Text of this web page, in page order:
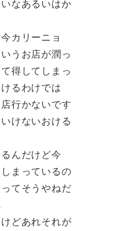
なあるいはか
カリーニョ
うお店が潤っ
得してしまっ
るわけでは
行かないです
けないおける
んだけど今
まっているの
てそうやねだ
どあれそれが